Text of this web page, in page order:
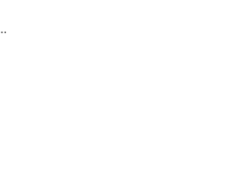
saprà ultimare un living pratico e dinamico.